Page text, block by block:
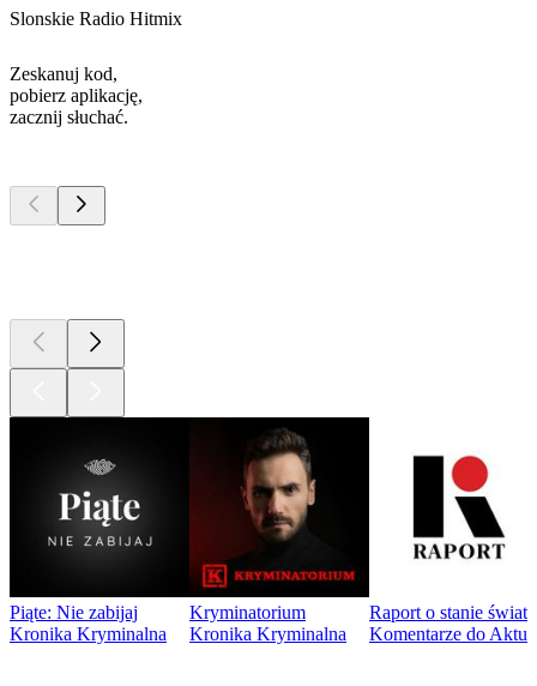
Slonskie Radio Hitmix
Zeskanuj kod,
pobierz aplikację,
zacznij słuchać.
Piąte: Nie zabijaj
Kronika Kryminalna
Kryminatorium
Kronika Kryminalna
Raport o stanie
Komentarze do